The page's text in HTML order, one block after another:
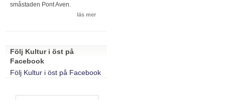
småstaden Pont Aven.
läs mer
Följ Kultur i öst på
Facebook
Följ Kultur i öst på Facebook